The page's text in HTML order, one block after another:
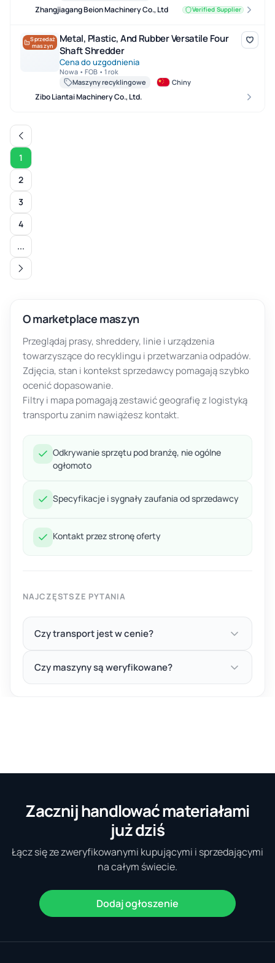
Zhangjiagang Beion Machinery Co., Ltd Verified Supplier
Metal, Plastic, And Rubber Versatile Four Shaft Shredder
Sprzedaż
maszyn
Metal, Plastic, And Rubber Versatile Four
Shaft Shredder
Cena do uzgodnienia
Nowa • FOB • 1 rok
Maszyny recyklingowe
Chiny
Zibo Liantai Machinery Co., Ltd.
1
2
3
4
...
O marketplace maszyn
Przeglądaj prasy, shreddery, linie i urządzenia
towarzyszące do recyklingu i przetwarzania odpadów.
Zdjęcia, stan i kontekst sprzedawcy pomagają szybko
ocenić dopasowanie.
Filtry i mapa pomagają zestawić geografię z logistyką
transportu zanim nawiążesz kontakt.
Odkrywanie sprzętu pod branżę, nie ogólne
ogłomoto
Specyfikacje i sygnały zaufania od sprzedawcy
Kontakt przez stronę oferty
NAJCZĘSTSZE PYTANIA
Czy transport jest w cenie?
Czy maszyny są weryfikowane?
Zacznij handlować materiałami
już dziś
Łącz się ze zweryfikowanymi kupującymi i sprzedającymi
na całym świecie.
Dodaj ogłoszenie